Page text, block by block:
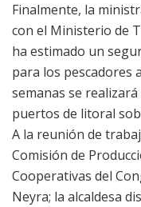
Finalmente, la
con el Ministerio de
ha estimado un
para los pescadores
semanas se
puertos de litoral
A la reunión de
Comisión de
Cooperativas del
Neyra; la alcaldesa